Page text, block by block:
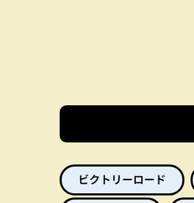
ビクトリーロード